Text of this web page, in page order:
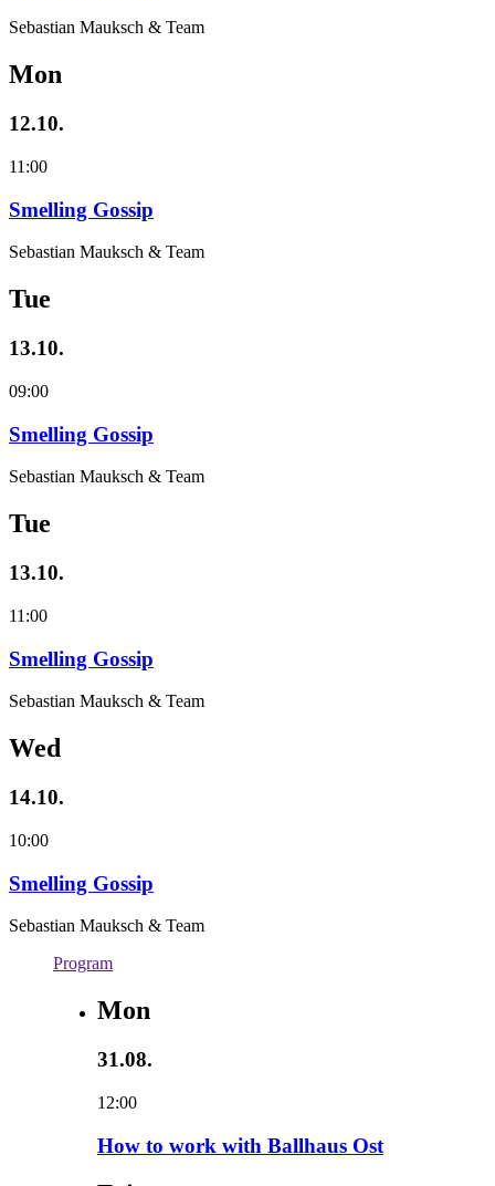
Sebastian Mauksch & Team
Mon
12.10.
11:00
Smelling Gossip
Sebastian Mauksch & Team
Tue
13.10.
09:00
Smelling Gossip
Sebastian Mauksch & Team
Tue
13.10.
11:00
Smelling Gossip
Sebastian Mauksch & Team
Wed
14.10.
10:00
Smelling Gossip
Sebastian Mauksch & Team
Program
Mon
31.08.
12:00
How to work with Ballhaus Ost